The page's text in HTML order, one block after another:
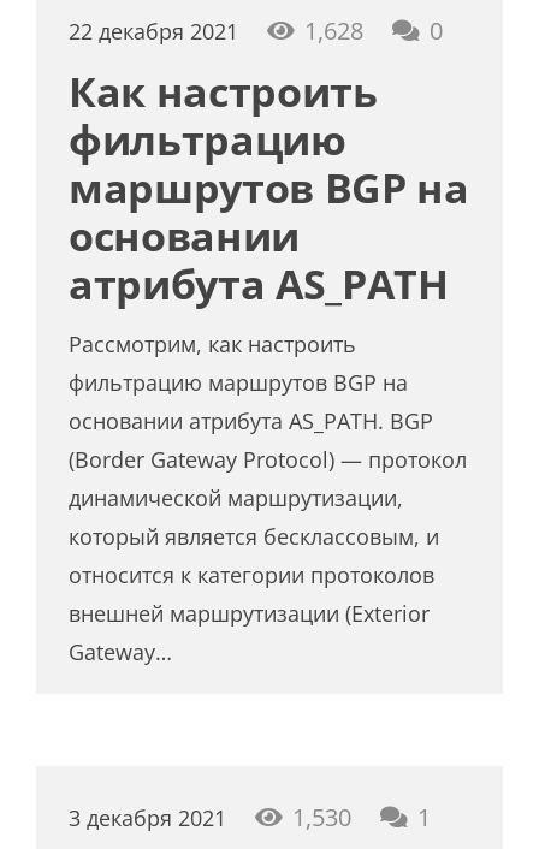
22 декабря 2021 1,628 0
Как настроить
фильтрацию
маршрутов BGP на
основании
атрибута AS_PATH
Рассмотрим, как настроить
фильтрацию маршрутов BGP на
основании атрибута AS_PATH. BGP
(Border Gateway Protocol) — протокол
динамической маршрутизации,
который является бесклассовым, и
относится к категории протоколов
внешней маршрутизации (Exterior
Gateway…
3 декабря 2021 1,530 1